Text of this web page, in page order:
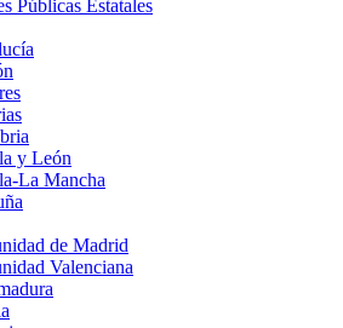
Públicas Estatales
y León
La Mancha
de Madrid
Valenciana